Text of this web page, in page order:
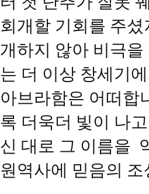
회개할 기회를 주
개하지 않아 비극
는 더 이상 창세기
아브라함은 어떠합
록 더욱더 빛이 나
신 대로 그 이름을
원역사에 믿음의